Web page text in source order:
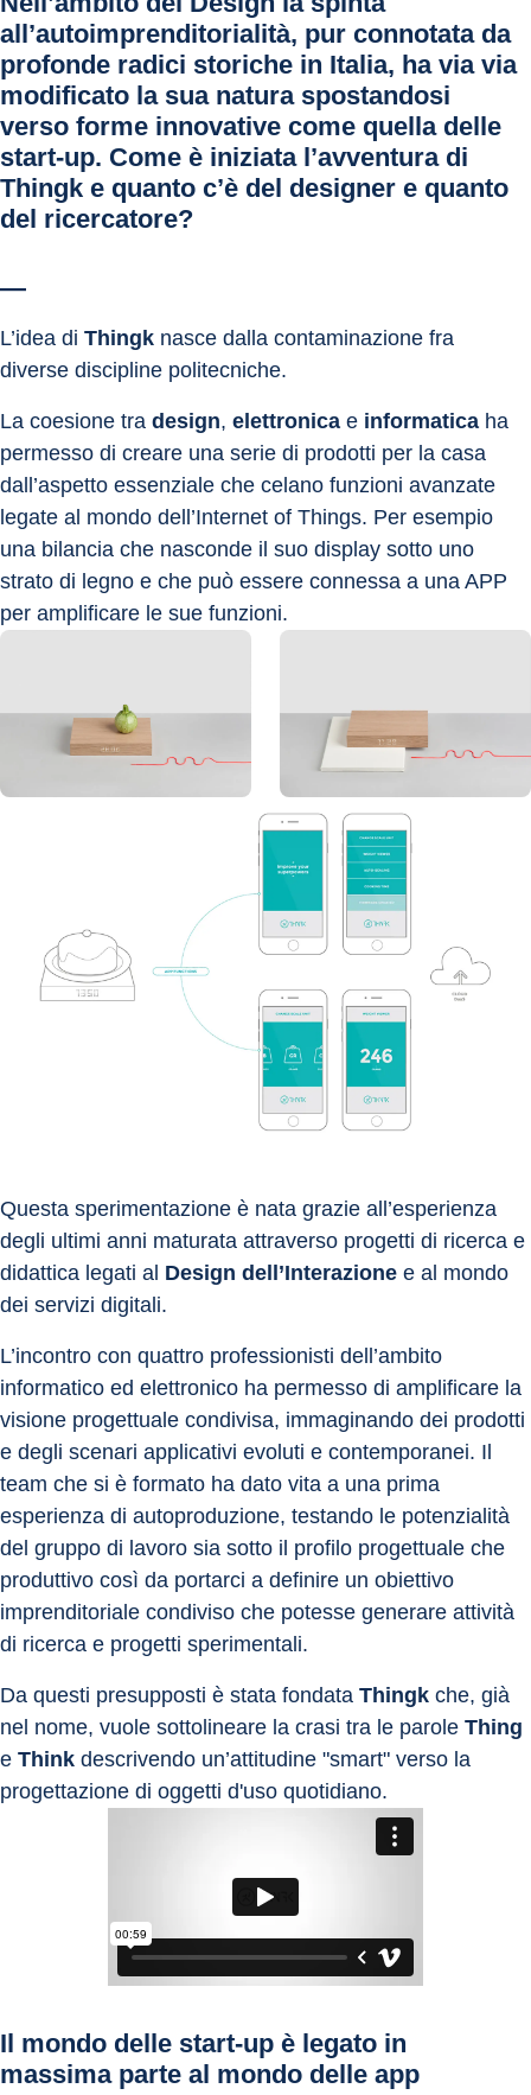
all’autoimprenditorialità, pur connotata da
profonde radici storiche in Italia, ha via via
modificato la sua natura spostandosi
verso forme innovative come quella delle
start-up. Come è iniziata l’avventura di
Thingk e quanto c’è del designer e quanto
del ricercatore?
—
L’idea di Thingk nasce dalla contaminazione fra
diverse discipline politecniche.
La coesione tra design, elettronica e informatica ha
permesso di creare una serie di prodotti per la casa
dall’aspetto essenziale che celano funzioni avanzate
legate al mondo dell’Internet of Things. Per esempio
una bilancia che nasconde il suo display sotto uno
strato di legno e che può essere connessa a una APP
per amplificare le sue funzioni.
Questa sperimentazione è nata grazie all’esperienza
degli ultimi anni maturata attraverso progetti di ricerca e
didattica legati al Design dell’Interazione e al mondo
dei servizi digitali.
L’incontro con quattro professionisti dell’ambito
informatico ed elettronico ha permesso di amplificare la
visione progettuale condivisa, immaginando dei prodotti
e degli scenari applicativi evoluti e contemporanei. Il
team che si è formato ha dato vita a una prima
esperienza di autoproduzione, testando le potenzialità
del gruppo di lavoro sia sotto il profilo progettuale che
produttivo così da portarci a definire un obiettivo
imprenditoriale condiviso che potesse generare attività
di ricerca e progetti sperimentali.
Da questi presupposti è stata fondata Thingk che, già
nel nome, vuole sottolineare la crasi tra le parole Thing
e Think descrivendo un’attitudine "smart" verso la
progettazione di oggetti d'uso quotidiano.
Il mondo delle start-up è legato in
massima parte al mondo delle app